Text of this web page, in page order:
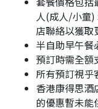
人(成人/小童
店聯絡以獲取
半自助早午餐
預訂時需全額
所有預訂視乎
香港康得思酒
的優惠暫未能